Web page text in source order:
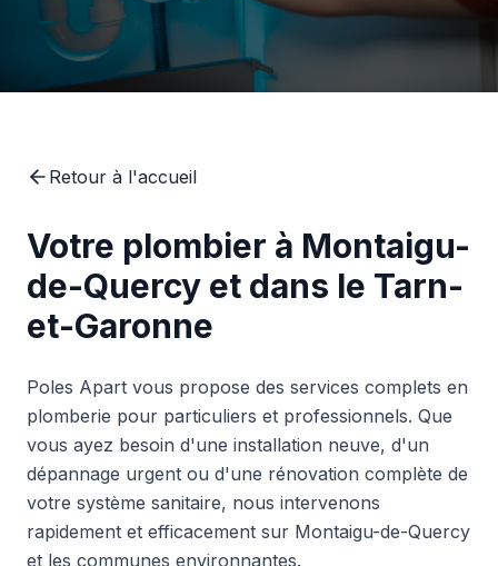
Retour à l'accueil
Votre plombier à Montaigu-
de-Quercy et dans le Tarn-
et-Garonne
Poles Apart vous propose des services complets en
plomberie pour particuliers et professionnels. Que
vous ayez besoin d'une installation neuve, d'un
dépannage urgent ou d'une rénovation complète de
votre système sanitaire, nous intervenons
rapidement et efficacement sur Montaigu-de-Quercy
et les communes environnantes.